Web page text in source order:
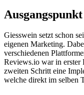
Giesswein setzt schon
eigenen Marketing.
verschiedenen
Reviews.io war in erster
zweiten Schritt eine
welche direkt im selben